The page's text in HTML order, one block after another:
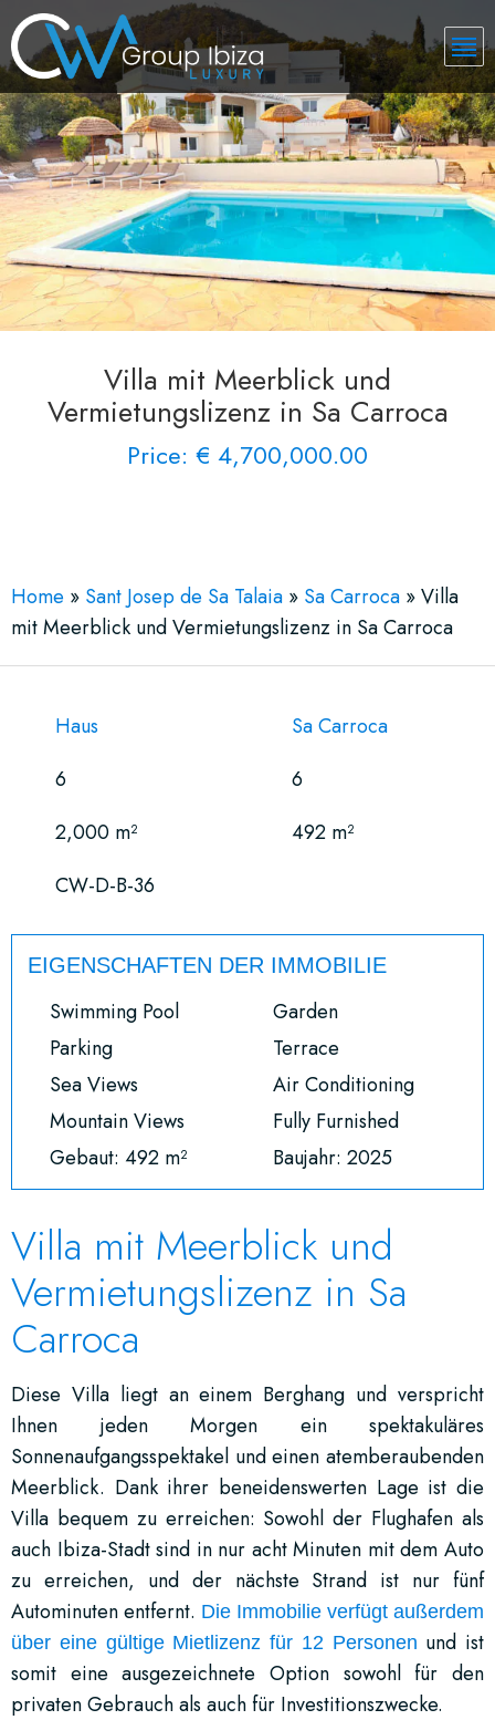
Villa mit Meerblick und
Vermietungslizenz in Sa Carroca
Price: € 4,700,000.00
Home » Sant Josep de Sa Talaia » Sa Carroca »Villa
mit Meerblick und Vermietungslizenz in Sa Carroca
Haus
Sa Carroca
6
6
2,000 m²
492 m²
CW-D-B-36
EIGENSCHAFTEN DER IMMOBILIE
Swimming Pool
Garden
Parking
Terrace
Sea Views
Air Conditioning
Mountain Views
Fully Furnished
Gebaut: 492 m²
Baujahr: 2025
Villa mit Meerblick und
Vermietungslizenz in Sa
Carroca
Diese Villa liegt an einem Berghang und verspricht
Ihnen jeden Morgen ein spektakuläres
Sonnenaufgangsspektakel und einen atemberaubenden
Meerblick. Dank ihrer beneidenswerten Lage ist die
Villa bequem zu erreichen: Sowohl der Flughafen als
auch Ibiza-Stadt sind in nur acht Minuten mit dem Auto
zu erreichen, und der nächste Strand ist nur fünf
Autominuten entfernt. Die Immobilie verfügt außerdem
über eine gültige Mietlizenz für 12 Personen und ist
somit eine ausgezeichnete Option sowohl für den
privaten Gebrauch als auch für Investitionszwecke.